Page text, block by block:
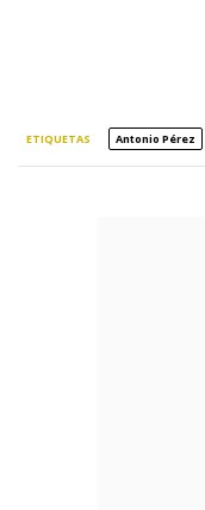
ETIQUETAS Antonio Pérez